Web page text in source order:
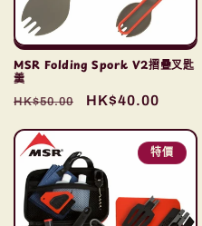
MSR Folding Spork V2摺疊叉匙
羹
定
HK$50.00
售
HK$40.00
特價